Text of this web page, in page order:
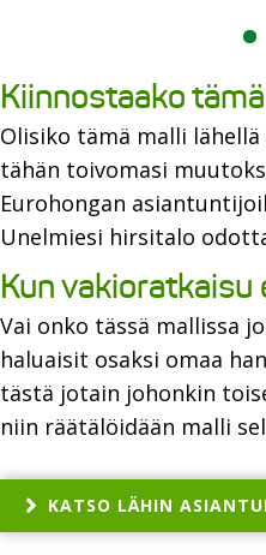
Kiinnostaako
Olisiko tämä malli
tähän toivomasi
Eurohongan
Unelmiesi hirsitalo
Kun vakioratkaisu
Vai onko tässä mallissa
haluaisit osaksi omaa
tästä jotain johonkin
niin räätälöidään malli
KATSO LÄHIN